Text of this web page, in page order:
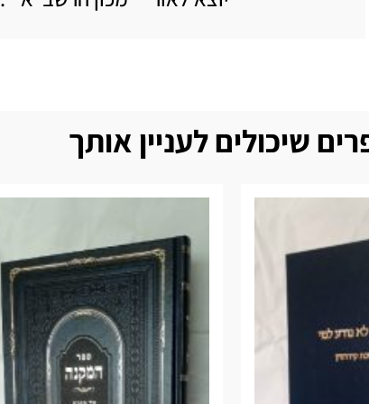
שיכולים לעניין אותך